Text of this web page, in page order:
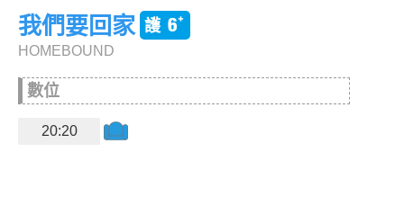
我們要回家
HOMEBOUND
數位
20:20